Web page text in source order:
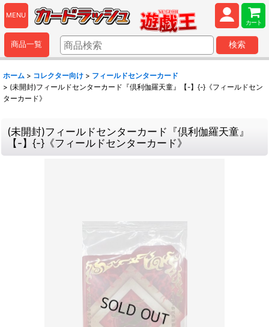
MENU
カート
商品一覧 検索
ホーム > コレクター向け > フィールドセンターカード
> (未開封)フィールドセンターカード『倶利伽羅天童』【-】{-}《フィールドセン
ターカード》
(未開封)フィールドセンターカード『倶利伽羅天童』
【-】{-}《フィールドセンターカード》